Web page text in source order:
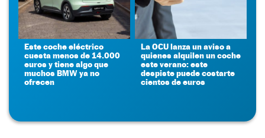
Este coche eléctrico
cuesta menos de 14.000
euros y tiene algo que
muchos BMW ya no
ofrecen
La OCU lanza un aviso a
quienes alquilen un coche
este verano: este
despiste puede costarte
cientos de euros